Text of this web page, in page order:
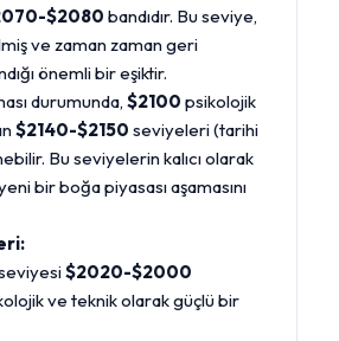
$2080 bandıdır. Bu seviye,
ve zaman zaman geri
önemli bir eşiktir.
durumunda, $2100 psikolojik
$2140-$2150 seviyeleri (tarihi
Bu seviyelerin kalıcı olarak
yeni bir boğa piyasası aşamasını
$2020-$2000
ve teknik olarak güçlü bir